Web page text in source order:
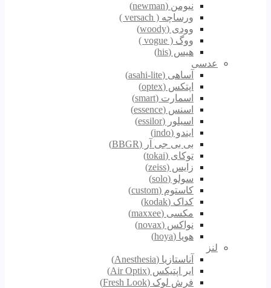
نیومن (newman)
ورساچه ( versach )
وودی (woody)
ووگ ( vogue )
هیس (his)
عدسی
آساهی (asahi-lite)
اپتکس (optex)
اسمارت (smart)
اسنس (essence)
اسیلور (essilor)
ایندو (indo)
بی بی جی آر (BBGR)
توکای (tokai)
زایس (zeiss)
سولو (solo)
کاستوم (custom)
کداک (kodak)
مکسی (maxxee)
نواکس (novax)
هویا (hoya)
لنز
آناستازیا (Anesthesia)
ایر اپتیکس (Air Optix)
فرش لوک (Fresh Look)